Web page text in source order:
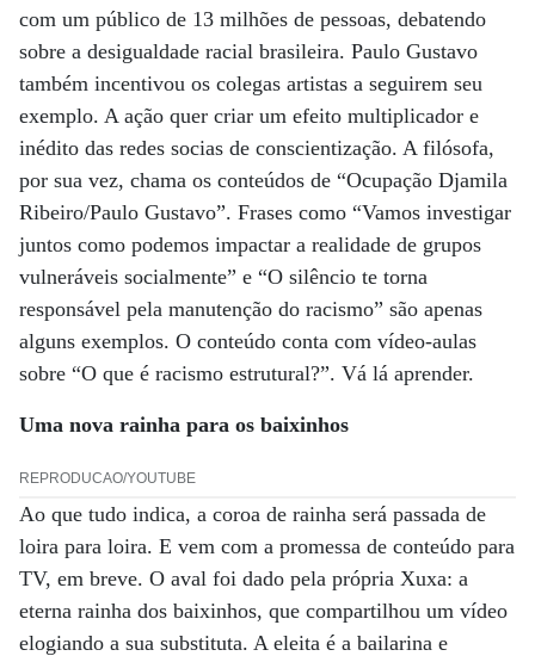
com um público de 13 milhões de pessoas, debatendo
sobre a desigualdade racial brasileira. Paulo Gustavo
também incentivou os colegas artistas a seguirem seu
exemplo. A ação quer criar um efeito multiplicador e
inédito das redes socias de conscientização. A filósofa,
por sua vez, chama os conteúdos de “Ocupação Djamila
Ribeiro/Paulo Gustavo”. Frases como “Vamos investigar
juntos como podemos impactar a realidade de grupos
vulneráveis socialmente” e “O silêncio te torna
responsável pela manutenção do racismo” são apenas
alguns exemplos. O conteúdo conta com vídeo-aulas
sobre “O que é racismo estrutural?”. Vá lá aprender.
Uma nova rainha para os baixinhos
REPRODUCAO/YOUTUBE
Ao que tudo indica, a coroa de rainha será passada de
loira para loira. E vem com a promessa de conteúdo para
TV, em breve. O aval foi dado pela própria Xuxa: a
eterna rainha dos baixinhos, que compartilhou um vídeo
elogiando a sua substituta. A eleita é a bailarina e